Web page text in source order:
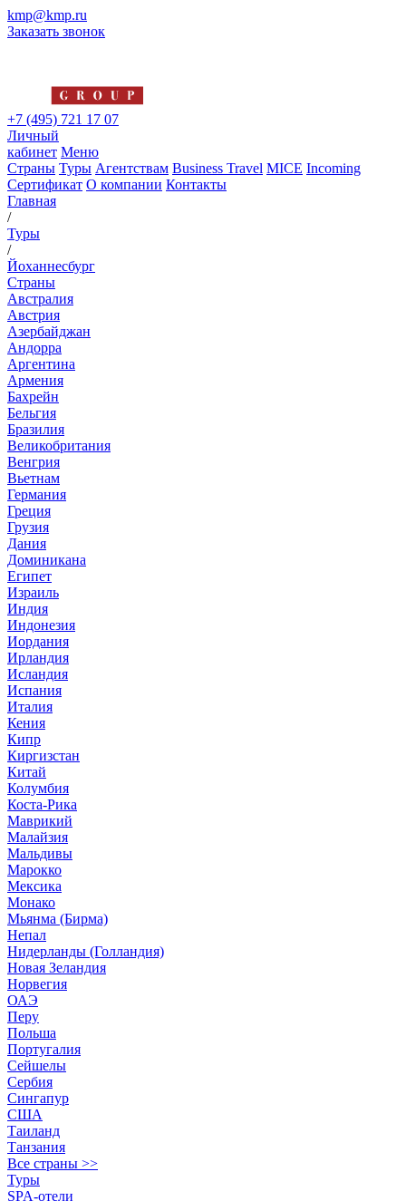
kmp@kmp.ru
Заказать звонок
+7 (495) 721 17 07
Личный
кабинет Меню
Страны Туры Агентствам Business Travel MICE Incoming
Сертификат О компании Контакты
Главная
/
Туры
/
Йоханнесбург
Страны
Австралия
Австрия
Азербайджан
Андорра
Аргентина
Армения
Бахрейн
Бельгия
Бразилия
Великобритания
Венгрия
Вьетнам
Германия
Греция
Грузия
Дания
Доминикана
Египет
Израиль
Индия
Индонезия
Иордания
Ирландия
Исландия
Испания
Италия
Кения
Кипр
Киргизстан
Китай
Колумбия
Коста-Рика
Маврикий
Малайзия
Мальдивы
Марокко
Мексика
Монако
Мьянма (Бирма)
Непал
Нидерланды (Голландия)
Новая Зеландия
Норвегия
ОАЭ
Перу
Польша
Португалия
Сейшелы
Сербия
Сингапур
США
Таиланд
Танзания
Все страны >>
Туры
SPA-отели